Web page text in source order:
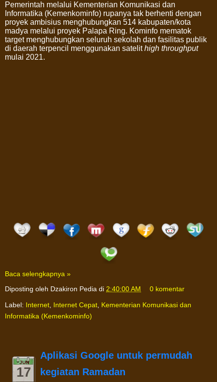
Pemerintah melalui Kementerian Komunikasi dan
Informatika (Kemenkominfo) rupanya tak berhenti dengan
proyek ambisius menghubungkan 514 kabupaten/kota
madya melalui proyek Palapa Ring. Kominfo mematok
target menghubungkan seluruh sekolah dan fasilitas publik
di daerah terpencil menggunakan satelithigh throughput
mulai 2021.
Baca selengkapnya »
Diposting oleh Dzakiron Pedia di 2:40:00 AM 0 komentar
Label: Internet Internet Cepat Kementerian Komunikasi dan
Informatika (Kemenkominfo)
JUN
17
Aplikasi Google untuk permudah
kegiatan Ramadan